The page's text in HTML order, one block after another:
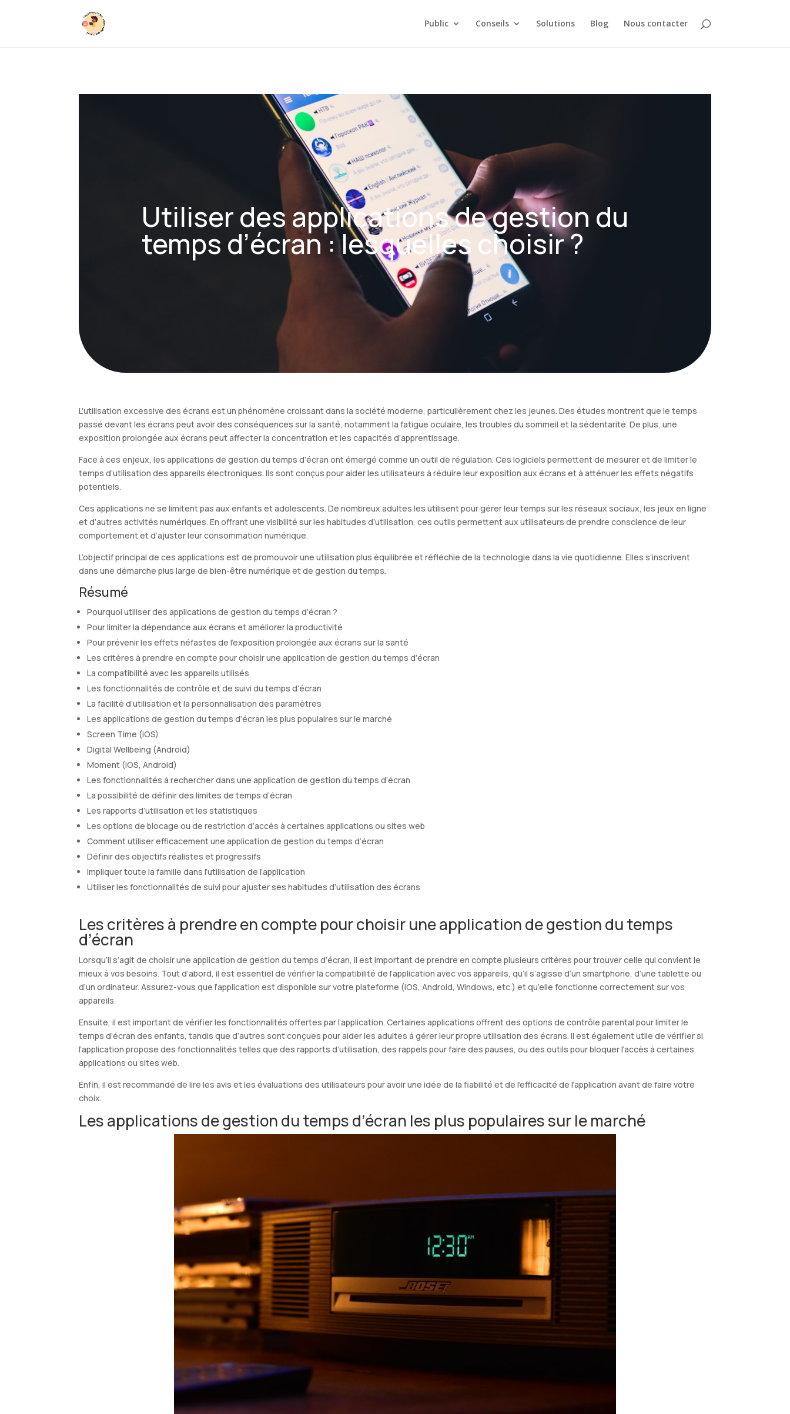
Public Conseils Solutions Blog Nous contacter
Utiliser des applications de gestion du
temps d’écran : lesquelles choisir ?
L’utilisation excessive des écrans est un phénomène croissant dans la société moderne, particulièrement chez les jeunes. Des études montrent que le temps
passé devant les écrans peut avoir des conséquences sur la santé, notamment la fatigue oculaire, les troubles du sommeil et la sédentarité. De plus, une
exposition prolongée aux écrans peut affecter la concentration et les capacités d’apprentissage.
Face à ces enjeux, les applications de gestion du temps d’écran ont émergé comme un outil de régulation. Ces logiciels permettent de mesurer et de limiter le
temps d’utilisation des appareils électroniques. Ils sont conçus pour aider les utilisateurs à réduire leur exposition aux écrans et à atténuer les effets négatifs
potentiels.
Ces applications ne se limitent pas aux enfants et adolescents. De nombreux adultes les utilisent pour gérer leur temps sur les réseaux sociaux, les jeux en ligne
et d’autres activités numériques. En offrant une visibilité sur les habitudes d’utilisation, ces outils permettent aux utilisateurs de prendre conscience de leur
comportement et d’ajuster leur consommation numérique.
L’objectif principal de ces applications est de promouvoir une utilisation plus équilibrée et réfléchie de la technologie dans la vie quotidienne. Elles s’inscrivent
dans une démarche plus large de bien-être numérique et de gestion du temps.
Résumé
Pourquoi utiliser des applications de gestion du temps d’écran ?
Pour limiter la dépendance aux écrans et améliorer la productivité
Pour prévenir les effets néfastes de l’exposition prolongée aux écrans sur la santé
Les critères à prendre en compte pour choisir une application de gestion du temps d’écran
La compatibilité avec les appareils utilisés
Les fonctionnalités de contrôle et de suivi du temps d’écran
La facilité d’utilisation et la personnalisation des paramètres
Les applications de gestion du temps d’écran les plus populaires sur le marché
Screen Time (iOS)
Digital Wellbeing (Android)
Moment (iOS, Android)
Les fonctionnalités à rechercher dans une application de gestion du temps d’écran
La possibilité de définir des limites de temps d’écran
Les rapports d’utilisation et les statistiques
Les options de blocage ou de restriction d’accès à certaines applications ou sites web
Comment utiliser efficacement une application de gestion du temps d’écran
Définir des objectifs réalistes et progressifs
Impliquer toute la famille dans l’utilisation de l’application
Utiliser les fonctionnalités de suivi pour ajuster ses habitudes d’utilisation des écrans
Les critères à prendre en compte pour choisir une application de gestion du temps
d’écran
Lorsqu’il s’agit de choisir une application de gestion du temps d’écran, il est important de prendre en compte plusieurs critères pour trouver celle qui convient le
mieux à vos besoins. Tout d’abord, il est essentiel de vérifier la compatibilité de l’application avec vos appareils, qu’il s’agisse d’un smartphone, d’une tablette ou
d’un ordinateur. Assurez-vous que l’application est disponible sur votre plateforme (iOS, Android, Windows, etc.) et qu’elle fonctionne correctement sur vos
appareils.
Ensuite, il est important de vérifier les fonctionnalités offertes par l’application. Certaines applications offrent des options de contrôle parental pour limiter le
temps d’écran des enfants, tandis que d’autres sont conçues pour aider les adultes à gérer leur propre utilisation des écrans. Il est également utile de vérifier si
l’application propose des fonctionnalités telles que des rapports d’utilisation, des rappels pour faire des pauses, ou des outils pour bloquer l’accès à certaines
applications ou sites web.
Enfin, il est recommandé de lire les avis et les évaluations des utilisateurs pour avoir une idée de la fiabilité et de l’efficacité de l’application avant de faire votre
choix.
Les applications de gestion du temps d’écran les plus populaires sur le marché